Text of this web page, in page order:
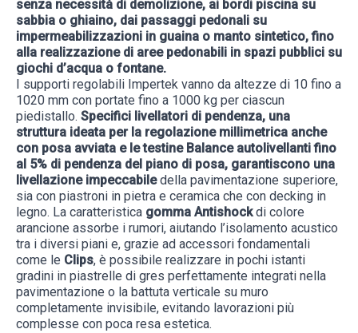
senza necessità di demolizione, ai bordi piscina su
sabbia o ghiaino, dai passaggi pedonali su
impermeabilizzazioni in guaina o manto sintetico, fino
alla realizzazione di aree pedonabili in spazi pubblici su
giochi d’acqua o fontane.
I supporti regolabili Impertek vanno da altezze di 10 fino a
1020 mm con portate fino a 1000 kg per ciascun
piedistallo. Specifici livellatori di pendenza, una
struttura ideata per la regolazione millimetrica anche
con posa avviata e le testine Balance autolivellanti fino
al 5% di pendenza del piano di posa, garantiscono una
livellazione impeccabiledella pavimentazione superiore,
sia con piastroni in pietra e ceramica che con decking in
legno. La caratteristica gomma Antishockdi colore
arancione assorbe i rumori, aiutando l’isolamento acustico
tra i diversi piani e, grazie ad accessori fondamentali
come le Clips, è possibile realizzare in pochi istanti
gradini in piastrelle di gres perfettamente integrati nella
pavimentazione o la battuta verticale su muro
completamente invisibile, evitando lavorazioni più
complesse con poca resa estetica.